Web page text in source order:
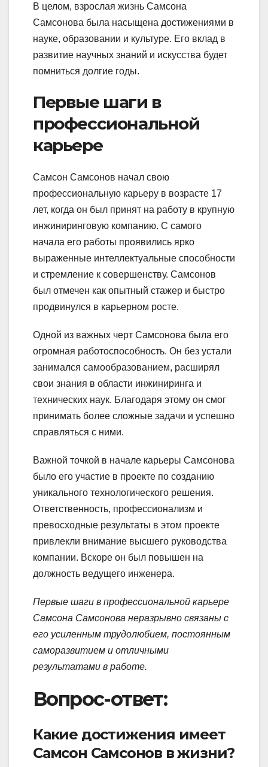
В целом, взрослая жизнь Самсона
Самсонова была насыщена достижениями в
науке, образовании и культуре. Его вклад в
развитие научных знаний и искусства будет
помниться долгие годы.
Первые шаги в
профессиональной
карьере
Самсон Самсонов начал свою
профессиональную карьеру в возрасте 17
лет, когда он был принят на работу в крупную
инжиниринговую компанию. С самого
начала его работы проявились ярко
выраженные интеллектуальные способности
и стремление к совершенству. Самсонов
был отмечен как опытный стажер и быстро
продвинулся в карьерном росте.
Одной из важных черт Самсонова была его
огромная работоспособность. Он без устали
занимался самообразованием, расширял
свои знания в области инжиниринга и
технических наук. Благодаря этому он смог
принимать более сложные задачи и успешно
справляться с ними.
Важной точкой в начале карьеры Самсонова
было его участие в проекте по созданию
уникального технологического решения.
Ответственность, профессионализм и
превосходные результаты в этом проекте
привлекли внимание высшего руководства
компании. Вскоре он был повышен на
должность ведущего инженера.
Первые шаги в профессиональной карьере
Самсона Самсонова неразрывно связаны с
его усиленным трудолюбием, постоянным
саморазвитием и отличными
результатами в работе.
Вопрос-ответ:
Какие достижения имеет
Самсон Самсонов в жизни?